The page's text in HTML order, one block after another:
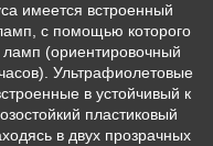
имеется встроенный
с помощью которого
(ориентировочный
Ультрафиолетовые
в устойчивый к
пластиковый
в двух прозрачных